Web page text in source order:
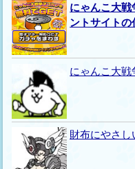
にゃんこ大戦
ントサイトの
にゃんこ大
財布にやさ